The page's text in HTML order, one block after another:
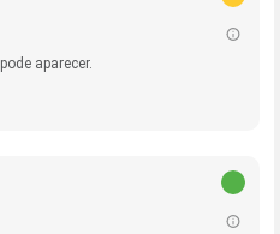
aparecer.